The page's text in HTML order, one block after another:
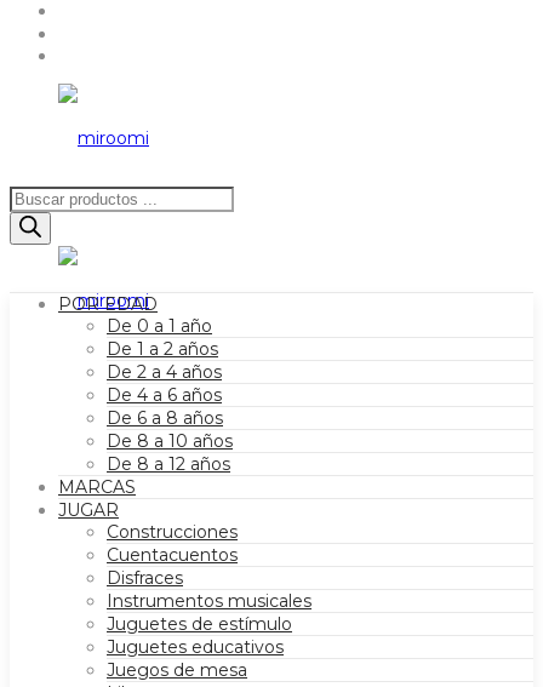
Búsqueda
de
productos
POR EDAD
De 0 a 1 año
De 1 a 2 años
De 2 a 4 años
De 4 a 6 años
De 6 a 8 años
De 8 a 10 años
De 8 a 12 años
MARCAS
JUGAR
Construcciones
Cuentacuentos
Disfraces
Instrumentos musicales
Juguetes de estímulo
Juguetes educativos
Juegos de mesa